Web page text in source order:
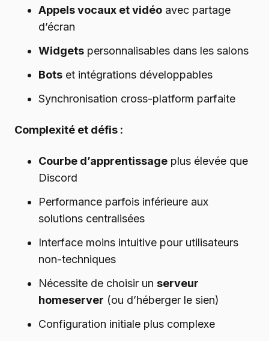
Appels vocaux et vidéo avec partage
d’écran
Widgets personnalisables dans les salons
Bots et intégrations développables
Synchronisation cross-platform parfaite
Complexité et défis :
Courbe d’apprentissage plus élevée que
Discord
Performance parfois inférieure aux
solutions centralisées
Interface moins intuitive pour utilisateurs
non-techniques
Nécessite de choisir un serveur
homeserver (ou d’héberger le sien)
Configuration initiale plus complexe